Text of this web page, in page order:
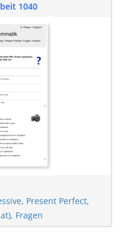
1040
, Present Perfect,
, Fragen